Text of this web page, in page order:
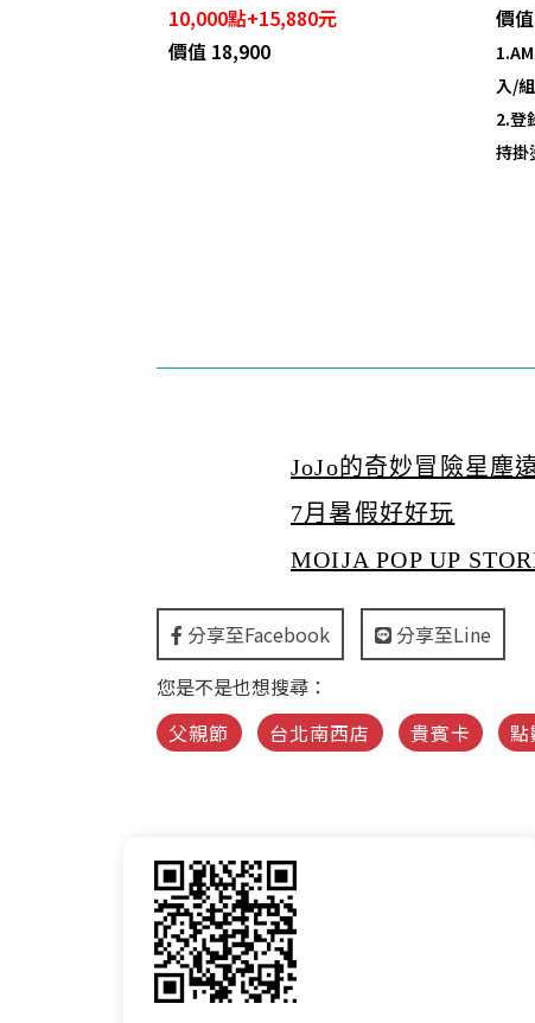
10,000點+15,880元
價值 18,900
價
入/組
2.登
持掛
JoJo的奇妙冒險星塵
7月暑假好好玩
MOIJA POP UP
分享至Facebook
分享至Line
您是不是也想搜尋：
父親節
台北南西店 貴賓卡 點